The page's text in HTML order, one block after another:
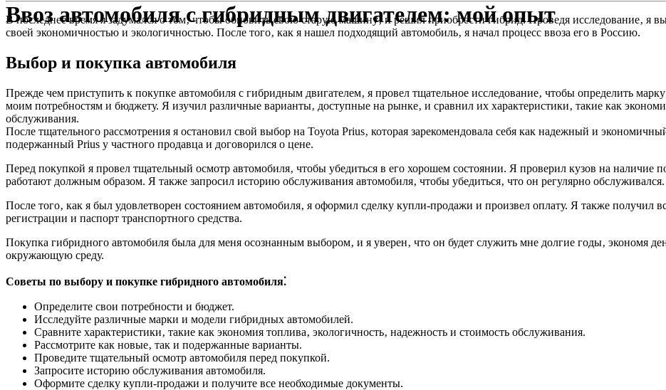
Ввоз автомобиля с гибридным двигателем: мой опыт
В последнее время я задумался о том‚ чтобы обновить свою старую машину‚ и решил приобрести гибрид. Проведя исследование‚ я
своей экономичностью и экологичностью. После того‚ как я нашел подходящий автомобиль‚ я начал процесс ввоза его в Россию.
Выбор и покупка автомобиля
Прежде чем приступить к покупке автомобиля с гибридным двигателем‚ я провел тщательное исследование‚ чтобы определить
моим потребностям и бюджету. Я изучил различные варианты‚ доступные на рынке‚ и сравнил их характеристики‚ такие как
обслуживания.
После тщательного рассмотрения я остановил свой выбор на Toyota Prius‚ которая зарекомендовала себя как надежный и
подержанный Prius у частного продавца и договорился о цене.
Перед покупкой я провел тщательный осмотр автомобиля‚ чтобы убедиться в его хорошем состоянии. Я проверил кузов на наличие
работают должным образом. Я также запросил историю обслуживания автомобиля‚ чтобы убедиться‚ что он регулярно обслуживался.
После того‚ как я был удовлетворен состоянием автомобиля‚ я оформил сделку купли-продажи и произвел оплату. Я также получил
регистрации и паспорт транспортного средства.
Покупка гибридного автомобиля была для меня осознанным выбором‚ и я уверен‚ что он будет служить мне долгие годы‚ экономя
окружающую среду.
Советы по выбору и покупке гибридного автомобиля⁚
Определите свои потребности и бюджет.
Исследуйте различные марки и модели гибридных автомобилей.
Сравните характеристики‚ такие как экономия топлива‚ экологичность‚ надежность и стоимость обслуживания.
Рассмотрите как новые‚ так и подержанные варианты.
Проведите тщательный осмотр автомобиля перед покупкой.
Запросите историю обслуживания автомобиля.
Оформите сделку купли-продажи и получите все необходимые документы.